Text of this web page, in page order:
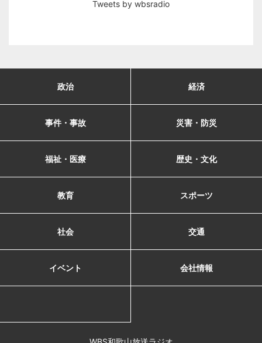
Tweets by wbsradio
政治 経済
事件・事故 災害・防災
福祉・医療 歴史・文化
教育 スポーツ
社会 交通
イベント 会社情報